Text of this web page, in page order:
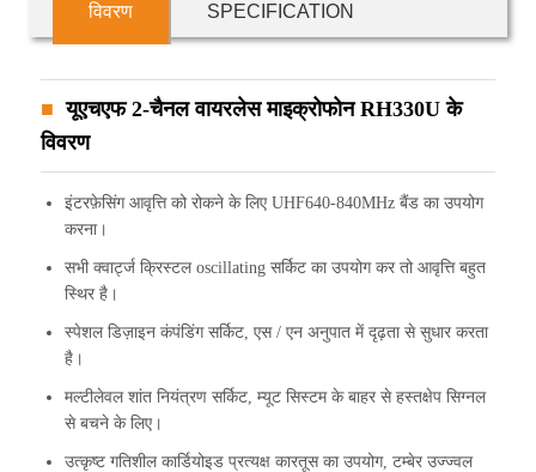
विवरण SPECIFICATION
यूएचएफ 2-चैनल वायरलेस माइक्रोफोन RH330U के
विवरण
इंटरफ़ेसिंग आवृत्ति को रोकने के लिए UHF640-840MHz बैंड का उपयोग
करना।
सभी क्वार्ट्ज क्रिस्टल oscillating सर्किट का उपयोग कर तो आवृत्ति बहुत
स्थिर है।
स्पेशल डिज़ाइन कंपंडिंग सर्किट, एस / एन अनुपात में दृढ़ता से सुधार करता
है।
मल्टीलेवल शांत नियंत्रण सर्किट, म्यूट सिस्टम के बाहर से हस्तक्षेप सिग्नल
से बचने के लिए।
उत्कृष्ट गतिशील कार्डियोइड प्रत्यक्ष कारतूस का उपयोग, टम्बेर उज्ज्वल